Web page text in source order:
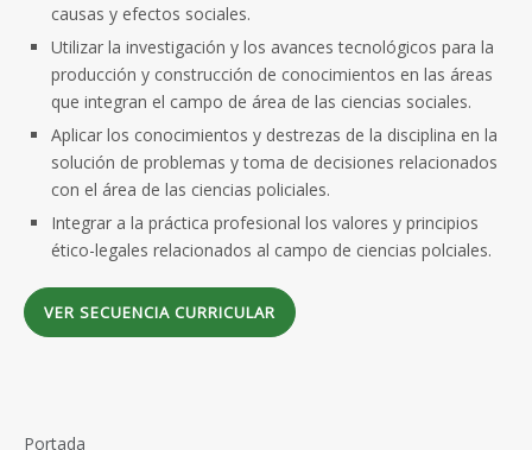
causas y efectos sociales.
Utilizar la investigación y los avances tecnológicos para la
producción y construcción de conocimientos en las áreas
que integran el campo de área de las ciencias sociales.
Aplicar los conocimientos y destrezas de la disciplina en la
solución de problemas y toma de decisiones relacionados
con el área de las ciencias policiales.
Integrar a la práctica profesional los valores y principios
ético-legales relacionados al campo de ciencias polciales.
VER SECUENCIA CURRICULAR
Portada